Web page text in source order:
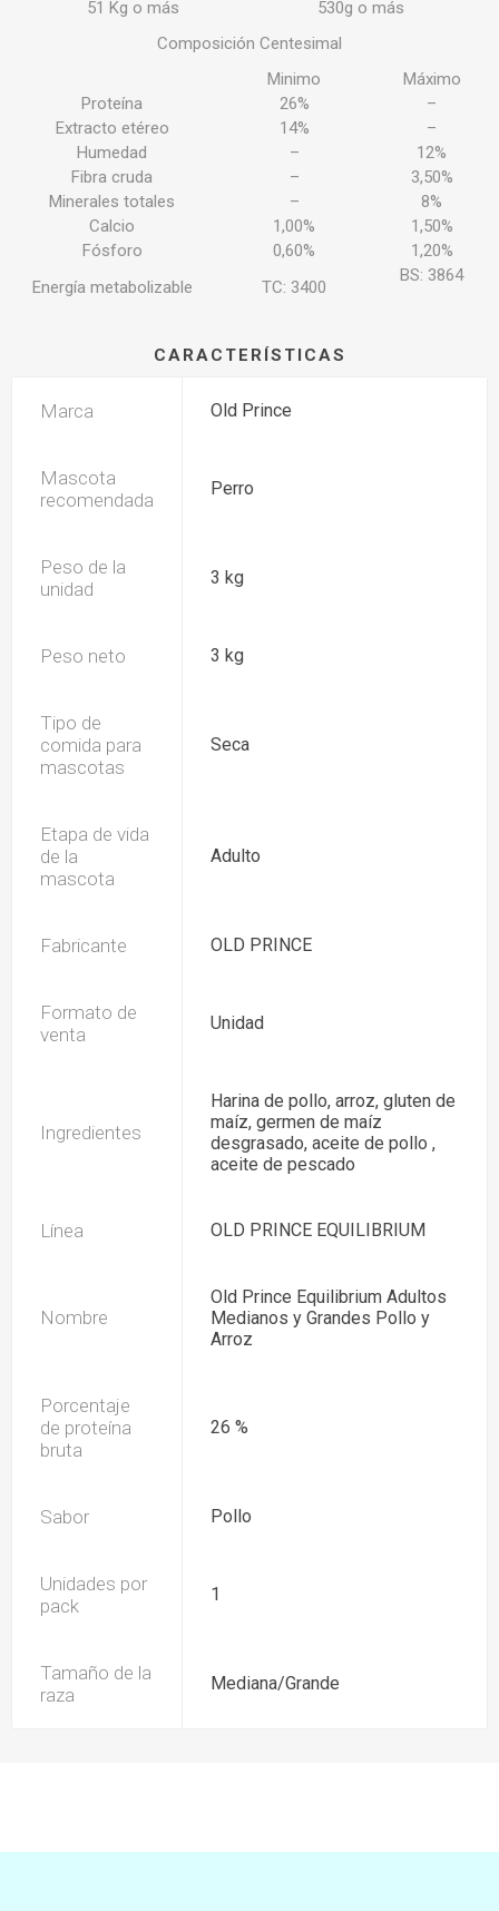
51 Kg o más
530g o más
Composición Centesimal
Minimo
Máximo
Proteína
26%
–
Extracto etéreo
14%
–
Humedad
–
12%
Fibra cruda
–
3,50%
Minerales totales
–
8%
Calcio
1,00%
1,50%
Fósforo
0,60%
1,20%
Energía metabolizable
TC: 3400
BS: 3864
CARACTERÍSTICAS
Marca Old Prince
Mascota
recomendada
Perro
Peso de la
unidad
3 kg
Peso neto 3 kg
Tipo de
comida para
mascotas
Seca
Etapa de vida
de la
mascota
Adulto
Fabricante OLD PRINCE
Formato de
venta
Unidad
Ingredientes
Harina de pollo, arroz, gluten de
maíz, germen de maíz
desgrasado, aceite de pollo ,
aceite de pescado
Línea OLD PRINCE EQUILIBRIUM
Nombre
Old Prince Equilibrium Adultos
Medianos y Grandes Pollo y
Arroz
Porcentaje
de proteína
bruta
26 %
Sabor Pollo
Unidades por
pack
1
Tamaño de la
raza
Mediana/Grande